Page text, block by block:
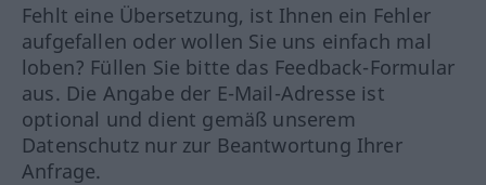
Fehlt eine Übersetzung, ist Ihnen ein Fehler
aufgefallen oder wollen Sie uns einfach mal
loben? Füllen Sie bitte das Feedback-Formular
aus. Die Angabe der E-Mail-Adresse ist
optional und dient gemäß unserem
Datenschutz nur zur Beantwortung Ihrer
Anfrage.